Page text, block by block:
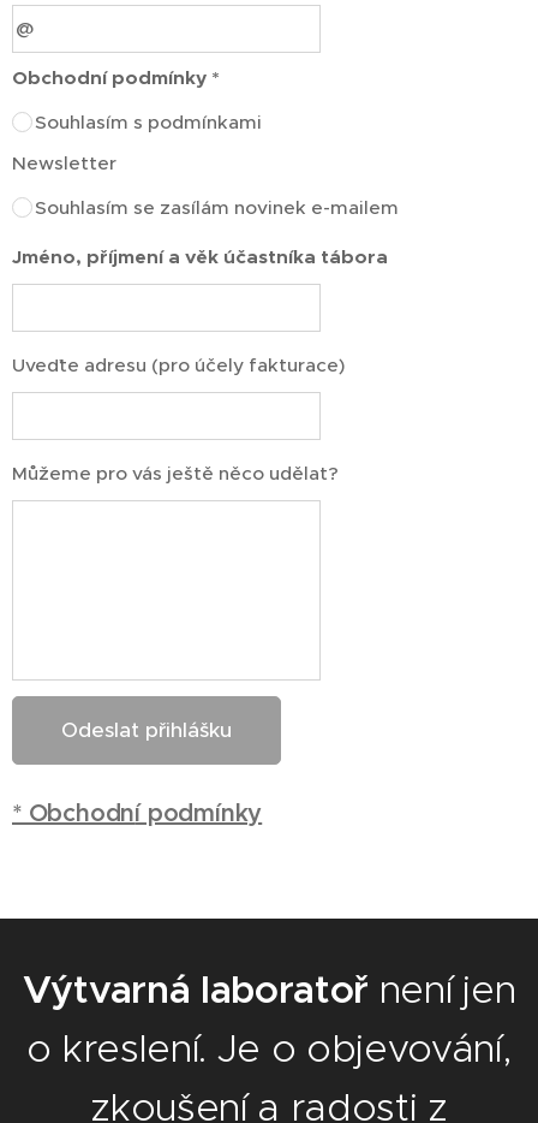
Obchodní podmínky *
Souhlasím s podmínkami
Newsletter
Souhlasím se zasílám novinek e-mailem
Jméno, příjmení a věk účastníka tábora
Uveďte adresu (pro účely fakturace)
Můžeme pro vás ještě něco udělat?
Odeslat přihlášku
* Obchodní podmínky
Výtvarná laboratoř není jen
o kreslení. Je o objevování,
zkoušení a radosti z